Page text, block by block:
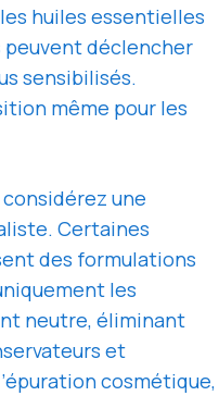
huiles essentielles
peuvent déclencher
sensibilisés.
même pour les
considérez une
Certaines
des formulations
les
neutre, éliminant
et
cosmétique,